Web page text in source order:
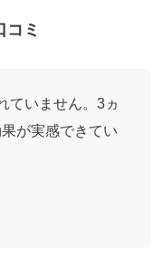
ミ
ていません。3ヵ
が実感できてい